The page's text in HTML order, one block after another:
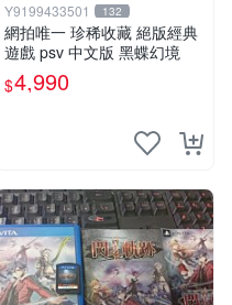
Y9199433501 132
網拍唯一 珍稀收藏 絕版經典
遊戲 psv 中文版 黑蝶幻境
$4,990